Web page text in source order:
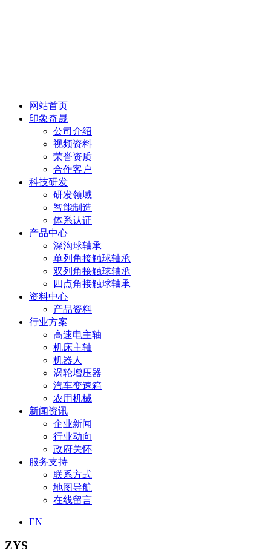
网站首页
印象奇晟
公司介绍
视频资料
荣誉资质
合作客户
科技研发
研发领域
智能制造
体系认证
产品中心
深沟球轴承
单列角接触球轴承
双列角接触球轴承
四点角接触球轴承
资料中心
产品资料
行业方案
高速电主轴
机床主轴
机器人
涡轮增压器
汽车变速箱
农用机械
新闻资讯
企业新闻
行业动向
政府关怀
服务支持
联系方式
地图导航
在线留言
EN
ZYS